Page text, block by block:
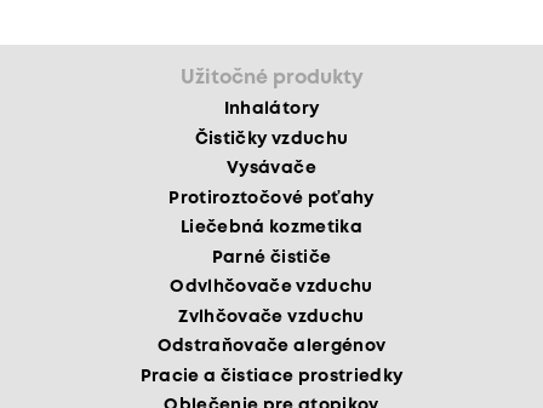
Užitočné produkty
Inhalátory
Čističky vzduchu
Vysávače
Protiroztočové poťahy
Liečebná kozmetika
Parné čističe
Odvlhčovače vzduchu
Zvlhčovače vzduchu
Odstraňovače alergénov
Pracie a čistiace prostriedky